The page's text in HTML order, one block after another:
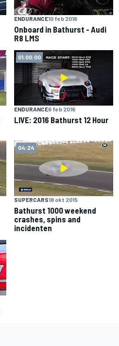
ENDURANCE10 feb 2016
Onboard in Bathurst - Audi
R8 LMS
01:00:00
ENDURANCE6 feb 2016
LIVE: 2016 Bathurst 12 Hour
04:24
SUPERCARS18 okt 2015
Bathurst 1000 weekend
crashes, spins and
incidenten